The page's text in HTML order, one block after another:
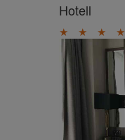
Hotell
★ ★ ★ ★